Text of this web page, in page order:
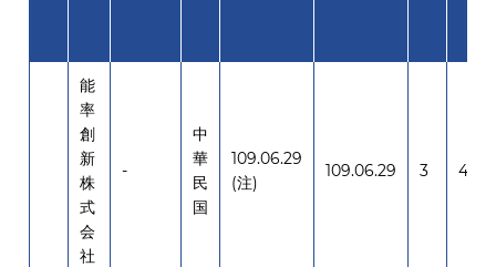
能
率
創
新
株
式
会
社
-
中
華
民
国
109.06.29
(注)
109.06.29 3